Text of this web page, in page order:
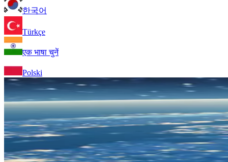
한국어
Türkçe
एक भाषा चुनें
Polski